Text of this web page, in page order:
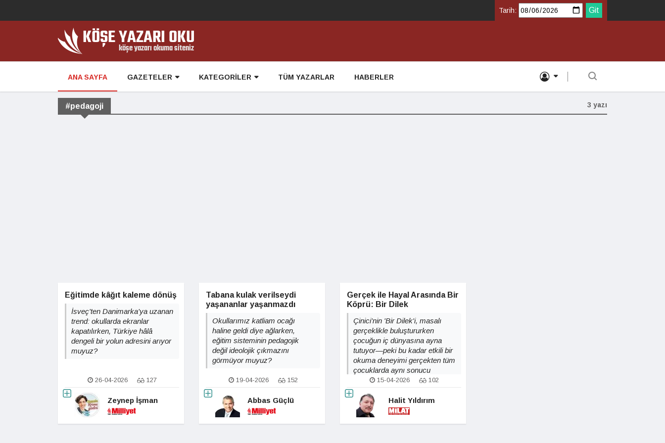
Tarih:
ANA SAYFA GAZETELER KATEGORİLER TÜM YAZARLAR HABERLER
#pedagoji 3 yazı
Eğitimde kâğıt kaleme dönüş
İsveç'ten Danimarka'ya uzanan
trend: okullarda ekranlar
kapatılırken, Türkiye hâlâ
dengeli bir yolun adresini arıyor
muyuz?
26-04-2026 127
Zeynep İşman
Tabana kulak verilseydi
yaşananlar yaşanmazdı
Okullarımız katliam ocağı
haline geldi diye ağlarken,
eğitim sisteminin pedagojik
değil ideolojik çıkmazını
görmüyor muyuz?
19-04-2026 152
Abbas Güçlü
Gerçek ile Hayal Arasında Bir
Köprü: Bir Dilek
Çinici'nin 'Bir Dilek'i, masalı
gerçeklikle buluştururken
çocuğun iç dünyasına ayna
tutuyor—peki bu kadar etkili bir
okuma deneyimi gerçekten tüm
çocuklarda aynı sonucu
verebilir mi?15-04-2026 102
Halit Yıldırım